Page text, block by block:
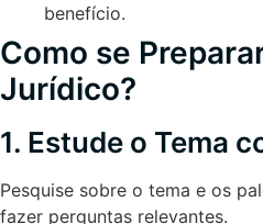
benefício.
Como se
Jurídico?
1. Estude o Tema
Pesquise sobre o tema e os
fazer perguntas relevantes.